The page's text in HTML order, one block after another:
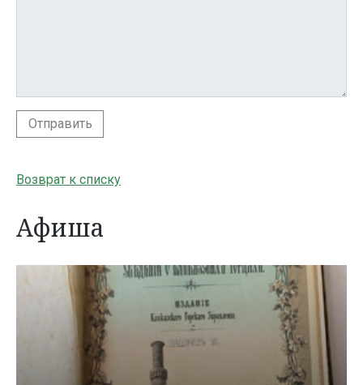
Отправить
Возврат к списку
Афиша